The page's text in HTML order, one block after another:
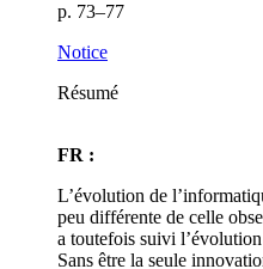
p. 73–77
Notice
Résumé
FR :
L’évolution de
peu différente de celle
a toutefois suivi
Sans être la seule